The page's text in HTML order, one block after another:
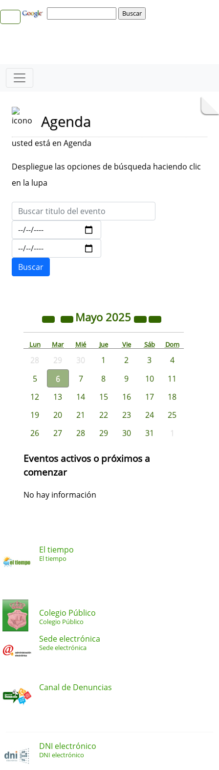
Agenda
usted está en Agenda
Despliegue las opciones de búsqueda haciendo clic
en la lupa
Mayo 2025
Lun Mar Mié Jue Vie Sáb Dom
28 29 30 1 2 3
4
5
6 7 8 9 10
11
12
13 14 15 16 17
18
19
20 21 22 23 24
25
26
27 28 29 30 31 1
Eventos activos o próximos a
comenzar
No hay información
El tiempo
El tiempo
Colegio Público
Colegio Público
Sede electrónica
Sede electrónica
Canal de Denuncias
DNI electrónico
DNI electrónico